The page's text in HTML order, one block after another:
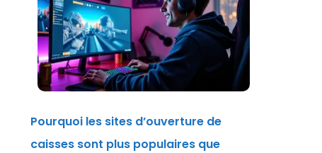
Pourquoi les sites d’ouverture de
caisses sont plus populaires que